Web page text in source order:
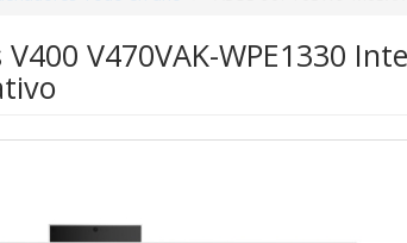
V470VAK-WPE1330